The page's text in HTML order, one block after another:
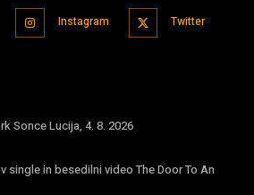
Instagram Twitter
Sonce Lucija, 4. 8. 2026
single in besedilni video The Door To An